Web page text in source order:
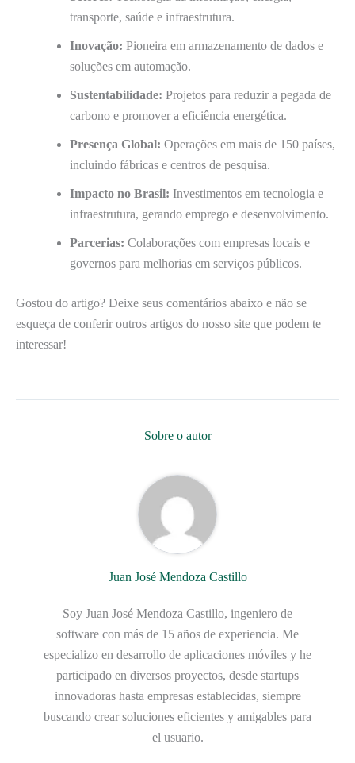
transporte, saúde e infraestrutura.
Inovação: Pioneira em armazenamento de dados e
soluções em automação.
Sustentabilidade: Projetos para reduzir a pegada de
carbono e promover a eficiência energética.
Presença Global: Operações em mais de 150 países,
incluindo fábricas e centros de pesquisa.
Impacto no Brasil: Investimentos em tecnologia e
infraestrutura, gerando emprego e desenvolvimento.
Parcerias: Colaborações com empresas locais e
governos para melhorias em serviços públicos.
Gostou do artigo? Deixe seus comentários abaixo e não se
esqueça de conferir outros artigos do nosso site que podem te
interessar!
Sobre o autor
Juan José Mendoza Castillo
Soy Juan José Mendoza Castillo, ingeniero de
software con más de 15 años de experiencia. Me
especializo en desarrollo de aplicaciones móviles y he
participado en diversos proyectos, desde startups
innovadoras hasta empresas establecidas, siempre
buscando crear soluciones eficientes y amigables para
el usuario.